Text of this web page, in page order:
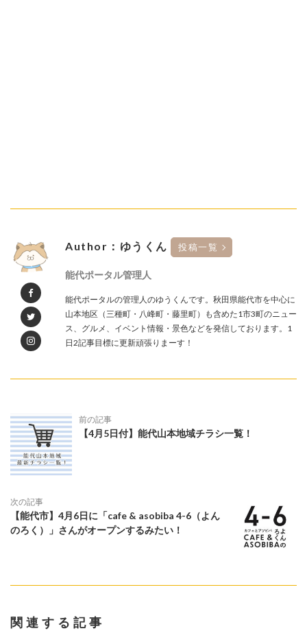
Author：ゆうくん 投稿一覧
能代ポータル管理人
能代ポータルの管理人のゆうくんです。秋田県能代市を中心に
山本地区（三種町・八峰町・藤里町）も含めた1市3町のニュー
ス、グルメ、イベント情報・景色などを発信しております。1
日2記事目標に更新頑張りまーす！
前の記事
【4月5日付】能代山本地域チラシ一覧！
次の記事
【能代市】4月6日に「cafe & asobiba 4-6（よん
のろく）」さんがオープンするみたい！
関連する記事